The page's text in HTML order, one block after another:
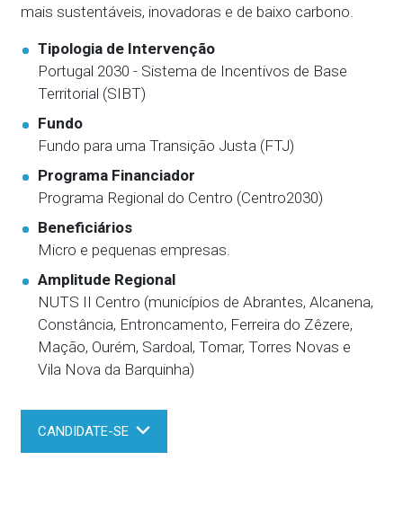
mais sustentáveis, inovadoras e de baixo carbono.
Tipologia de Intervenção
Portugal 2030 - Sistema de Incentivos de Base
Territorial (SIBT)
Fundo
Fundo para uma Transição Justa (FTJ)
Programa Financiador
Programa Regional do Centro (Centro2030)
Beneficiários
Micro e pequenas empresas.
Amplitude Regional
NUTS II Centro (municípios de Abrantes, Alcanena,
Constância, Entroncamento, Ferreira do Zêzere,
Mação, Ourém, Sardoal, Tomar, Torres Novas e
Vila Nova da Barquinha)
CANDIDATE-SE